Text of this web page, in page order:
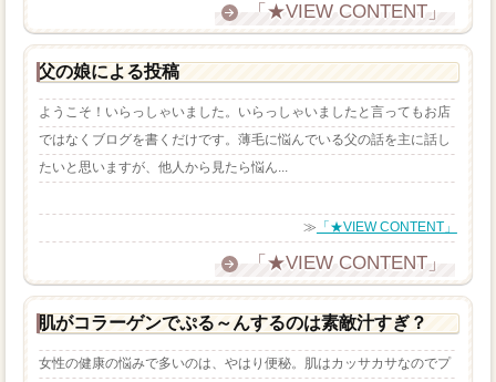
「★VIEW CONTENT」
父の娘による投稿
ようこそ！いらっしゃいました。いらっしゃいましたと言ってもお店
ではなくブログを書くだけです。薄毛に悩んでいる父の話を主に話し
たいと思いますが、他人から見たら悩ん...
≫ 「★VIEW CONTENT」
「★VIEW CONTENT」
肌がコラーゲンでぷる～んするのは素敵汁すぎ？
女性の健康の悩みで多いのは、やはり便秘。肌はカッサカサなのでプ